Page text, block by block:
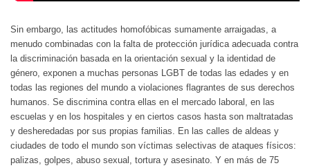
Sin embargo, las actitudes homofóbicas sumamente arraigadas, a
menudo combinadas con la falta de protección jurídica adecuada contra
la discriminación basada en la orientación sexual y la identidad de
género, exponen a muchas personas LGBT de todas las edades y en
todas las regiones del mundo a violaciones flagrantes de sus derechos
humanos. Se discrimina contra ellas en el mercado laboral, en las
escuelas y en los hospitales y en ciertos casos hasta son maltratadas
y desheredadas por sus propias familias. En las calles de aldeas y
ciudades de todo el mundo son víctimas selectivas de ataques físicos:
palizas, golpes, abuso sexual, tortura y asesinato. Y en más de 75